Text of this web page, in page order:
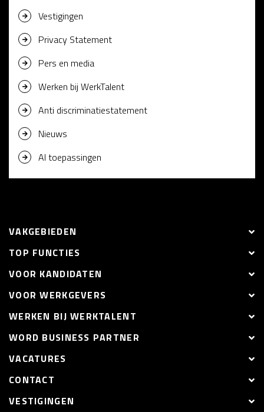
Vestigingen
Privacy Statement
Pers en media
Werken bij WerkTalent
Anti discriminatiestatement
Nieuws
AI toepassingen
VAKGEBIEDEN
TOP FUNCTIES
VOOR KANDIDATEN
VOOR WERKGEVERS
WERKEN BIJ WERKTALENT
WORD BUSINESS PARTNER
VACATURES
CONTACT
VESTIGINGEN